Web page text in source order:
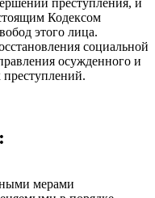
Кодексом
этого лица.
социальной
осужденного и
мерами